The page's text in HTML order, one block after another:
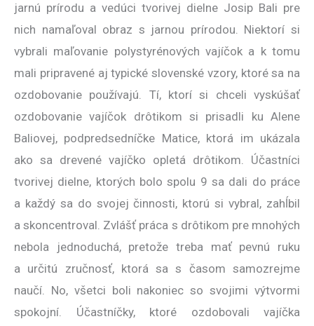
jarnú prírodu a vedúci tvorivej dielne Josip Bali pre
nich namaľoval obraz s jarnou prírodou. Niektorí si
vybrali maľovanie polystyrénových vajíčok a k tomu
mali pripravené aj typické slovenské vzory, ktoré sa na
ozdobovanie používajú. Tí, ktorí si chceli vyskúšať
ozdobovanie vajíčok drôtikom si prisadli ku Alene
Baliovej, podpredsedníčke Matice, ktorá im ukázala
ako sa drevené vajíčko opletá drôtikom. Účastníci
tvorivej dielne, ktorých bolo spolu 9 sa dali do práce
a každý sa do svojej činnosti, ktorú si vybral, zahĺbil
a skoncentroval. Zvlášť práca s drôtikom pre mnohých
nebola jednoduchá, pretože treba mať pevnú ruku
a určitú zručnosť, ktorá sa s časom samozrejme
naučí. No, všetci boli nakoniec so svojimi výtvormi
spokojní. Účastníčky, ktoré ozdobovali vajíčka